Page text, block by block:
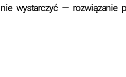
wystarczyć —